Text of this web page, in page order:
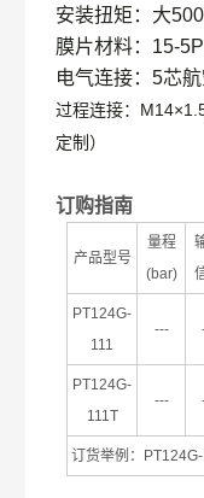
安装扭矩：大
膜片材料： 15-
电气连接：5芯
过程连接： M14×
定制）
订购指南
产品型号
量程
(bar)
PT124G-
111
---
PT124G-
111T
---
订货举例：